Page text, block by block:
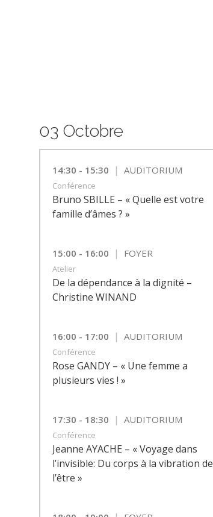
03 Octobre
14:30 - 15:30 | AUDITORIUM
Conférence
Bruno SBILLE – « Quelle est votre
famille d’âmes ? »
15:00 - 16:00 | FOYER
Atelier
De la dépendance à la dignité –
Christine WINAND
16:00 - 17:00 | AUDITORIUM
Conférence
Rose GANDY – « Une femme a
plusieurs vies ! »
17:30 - 18:30 | AUDITORIUM
Conférence
Jeanne AYACHE – « Voyage dans
l’invisible: Du corps à la vibration de
l’être »